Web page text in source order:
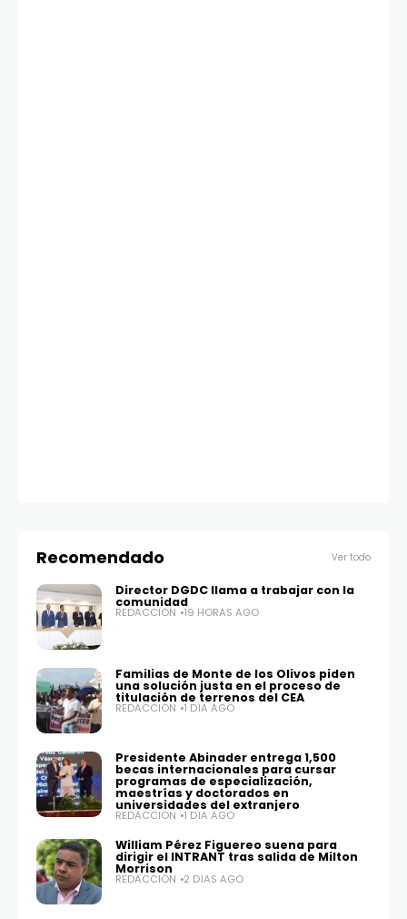
Recomendado Ver todo
Director DGDC llama a trabajar con la
comunidad
REDACCIÓN 19 HORAS AGO
Familias de Monte de los Olivos piden
una solución justa en el proceso de
titulación de terrenos del CEA
REDACCIÓN 1 DÍA AGO
Presidente Abinader entrega 1,500
becas internacionales para cursar
programas de especialización,
maestrías y doctorados en
universidades del extranjero
REDACCIÓN 1 DÍA AGO
William Pérez Figuereo suena para
dirigir el INTRANT tras salida de Milton
Morrison
REDACCIÓN 2 DÍAS AGO